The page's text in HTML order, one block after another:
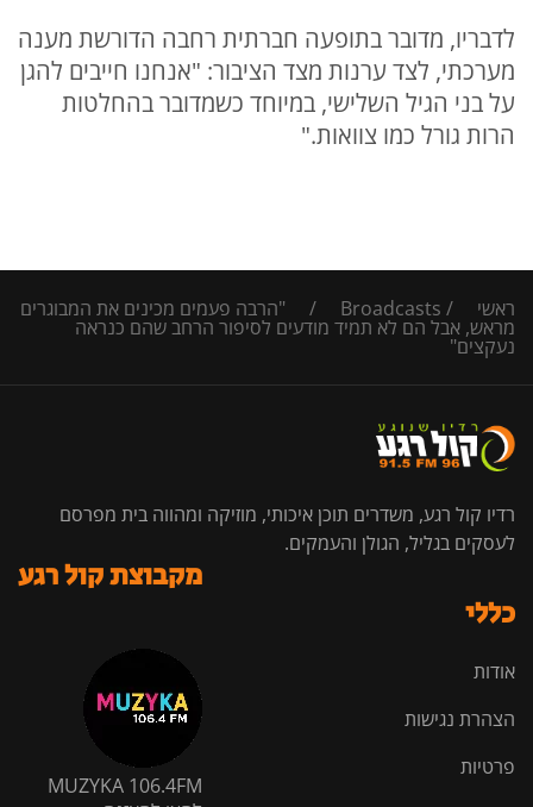
לדבריו, מדובר בתופעה חברתית רחבה הדורשת מענה
מערכתי, לצד ערנות מצד הציבור: "אנחנו חייבים להגן
על בני הגיל השלישי, במיוחד כשמדובר בהחלטות
הרות גורל כמו צוואות."
ראשי /
Broadcasts
/ "הרבה פעמים מכינים את המבוגרים
מראש, אבל הם לא תמיד מודעים לסיפור הרחב שהם כנראה
נעקצים"
רדיו קול רגע, משדרים תוכן איכותי, מוזיקה ומהווה בית מפרסם
לעסקים בגליל, הגולן והעמקים.
כללי
אודות
הצהרת נגישות
פרטיות
מקבוצת קול רגע
MUZYKA 106.4FM